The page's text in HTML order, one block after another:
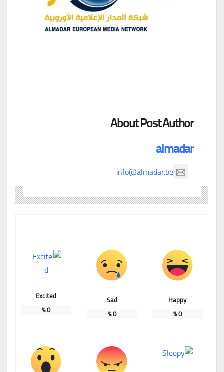
About Post Author
almadar
info@almadar.be
Happy
0
%
Sad
0
%
Excited
0
%